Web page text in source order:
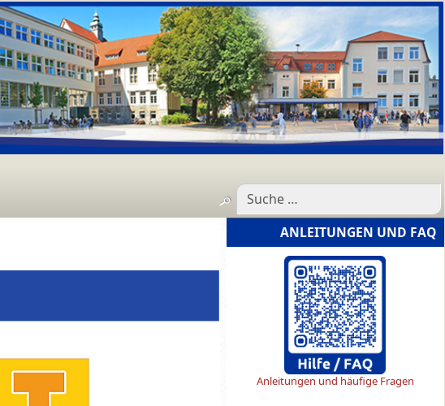
ANLEITUNGEN UND FAQ
Anleitungen und häufige Fragen